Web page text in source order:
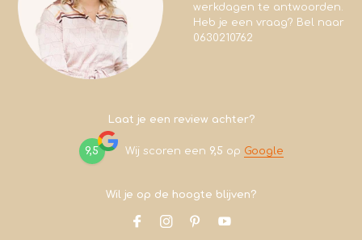
werkdagen te antwoorden.
Heb je een vraag? Bel naar
0630210762
Laat je een review achter?
9,5 Wij scoren een 9,5 op Google
Wil je op de hoogte blijven?